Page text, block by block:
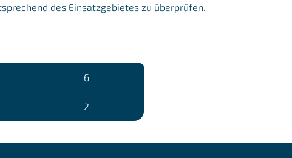
des Einsatzgebietes zu überprüfen.
6
2